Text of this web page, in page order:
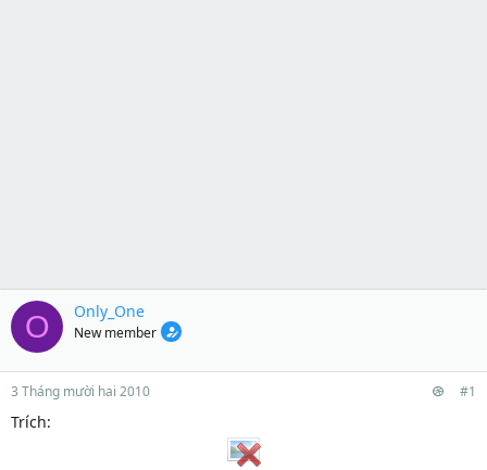
O Only_One
New member
3 Tháng mười hai 2010 #1
Trích: